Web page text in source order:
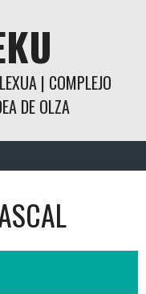
| COMPLEJO
DE OLZA